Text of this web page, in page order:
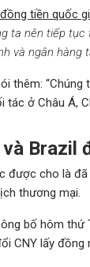
đồng tiền quốc
ta nên tiếp
và ngân hàng
thêm:
tác ở Châu Á,
và Brazil
được cho là
thương mại.
bố hôm thứ
CNY lấy